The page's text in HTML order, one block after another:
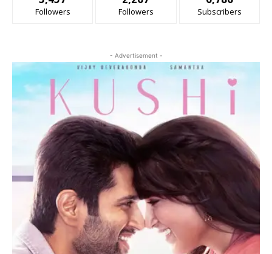
Followers Followers Subscribers
- Advertisement -